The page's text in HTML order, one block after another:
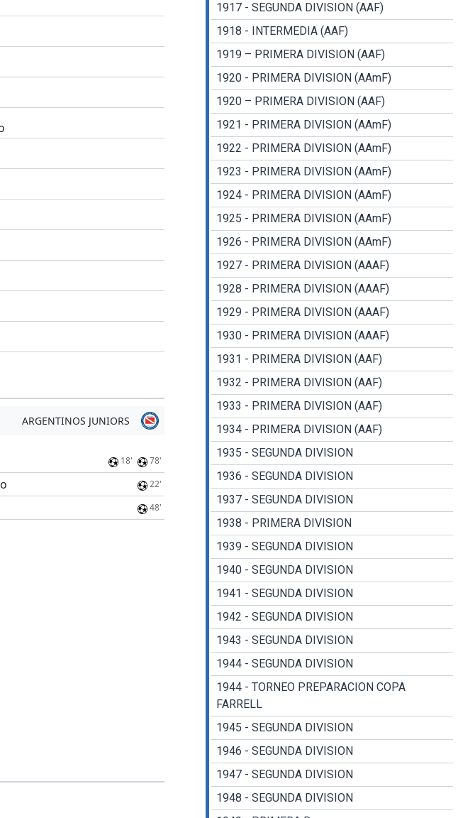
ARGENTINOS JUNIORS
18' 78'
22'
48'
1917 - SEGUNDA DIVISION (AAF)
1918 - INTERMEDIA (AAF)
1919 – PRIMERA DIVISION (AAF)
1920 - PRIMERA DIVISION (AAmF)
1920 – PRIMERA DIVISION (AAF)
1921 - PRIMERA DIVISION (AAmF)
1922 - PRIMERA DIVISION (AAmF)
1923 - PRIMERA DIVISION (AAmF)
1924 - PRIMERA DIVISION (AAmF)
1925 - PRIMERA DIVISION (AAmF)
1926 - PRIMERA DIVISION (AAmF)
1927 - PRIMERA DIVISION (AAAF)
1928 - PRIMERA DIVISION (AAAF)
1929 - PRIMERA DIVISION (AAAF)
1930 - PRIMERA DIVISION (AAAF)
1931 - PRIMERA DIVISION (AAF)
1932 - PRIMERA DIVISION (AAF)
1933 - PRIMERA DIVISION (AAF)
1934 - PRIMERA DIVISION (AAF)
1935 - SEGUNDA DIVISION
1936 - SEGUNDA DIVISION
1937 - SEGUNDA DIVISION
1938 - PRIMERA DIVISION
1939 - SEGUNDA DIVISION
1940 - SEGUNDA DIVISION
1941 - SEGUNDA DIVISION
1942 - SEGUNDA DIVISION
1943 - SEGUNDA DIVISION
1944 - SEGUNDA DIVISION
1944 - TORNEO PREPARACION COPA
FARRELL
1945 - SEGUNDA DIVISION
1946 - SEGUNDA DIVISION
1947 - SEGUNDA DIVISION
1948 - SEGUNDA DIVISION